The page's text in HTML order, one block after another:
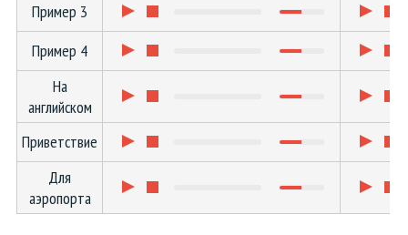
Пример 3
Пример 4
На
английском
Приветствие
Для
аэропорта